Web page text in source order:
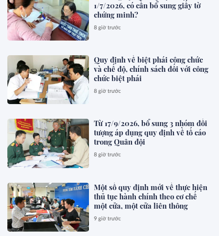
1/7/2026, có cần bổ sung giấy tờ
chứng minh?
8 giờ trước
Quy định về biệt phái công chức
và chế độ, chính sách đối với công
chức biệt phái
8 giờ trước
Từ 17/9/2026, bổ sung 3 nhóm đối
tượng áp dụng quy định về tố cáo
trong Quân đội
8 giờ trước
Một số quy định mới về thực hiện
thủ tục hành chính theo cơ chế
một cửa, một cửa liên thông
9 giờ trước